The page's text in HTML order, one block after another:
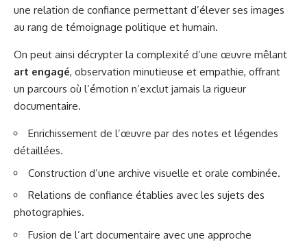
une relation de confiance permettant d’élever ses images
au rang de témoignage politique et humain.
On peut ainsi décrypter la complexité d’une œuvre mêlant
art engagé, observation minutieuse et empathie, offrant
un parcours où l’émotion n’exclut jamais la rigueur
documentaire.
Enrichissement de l’œuvre par des notes et légendes
détaillées.
Construction d’une archive visuelle et orale combinée.
Relations de confiance établies avec les sujets des
photographies.
Fusion de l’art documentaire avec une approche